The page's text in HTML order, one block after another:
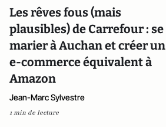
Les rêves fous (mais
plausibles) de Carrefour : se
marier à Auchan et créer un
e-commerce équivalent à
Amazon
Jean-Marc Sylvestre
1 min de lecture